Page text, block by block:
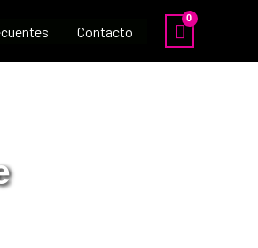
Contacto